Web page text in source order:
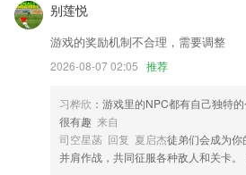
pg网络赌钱app最新版软件优势
1.游戏化的成就系统、紧张刺激的多人竞赛
欢乐的气氛中，逐渐爱上学习。
及演讲和影视英语等资源，轻松吸收知识。
3.能够清楚查阅到课程资源，浏览课程分类
4.错题练习，直接对自己做错的所有习题进
别莲悦
游戏的奖励机制不合理，需要调整
2026-08-07 02:05 推荐
习桦欣 ：游戏里的NPC都有自己独特
很有趣 来自
司空星菡 回复 夏启杰徒弟们会成为
并肩作战，共同征服各种敌人和关卡。